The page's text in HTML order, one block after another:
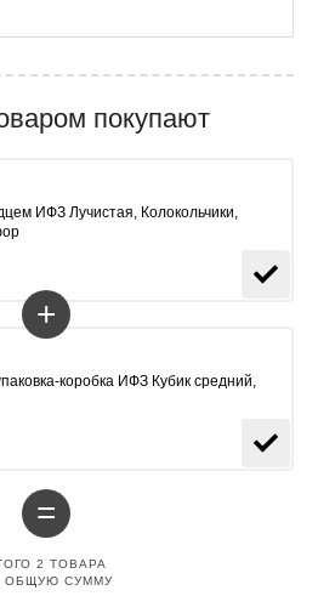
покупают
ИФЗ Лучистая, Колокольчики,
+
коробка ИФЗ Кубик средний,
=
2 ТОВАРА
ОБЩУЮ СУММУ